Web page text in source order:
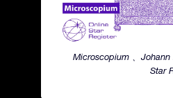
Microscopium 、
Star